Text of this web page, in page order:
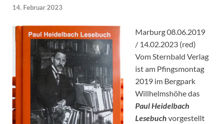
14. Februar 2023
Marburg 08.06.2019
/ 14.02.2023 (red)
Vom Sternbald Verlag
ist am Pfingsmontag
2019 im Bergpark
Willhelmshöhe das
Paul Heidelbach
Lesebuch vorgestellt